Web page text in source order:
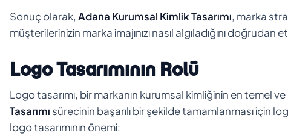
Sonuç olarak, Adana Kurumsal Kimlik Tasarımı, marka
müşterilerinizin marka imajınızı nasıl algıladığını doğrudan
Logo Tasarımının Rolü
Logo tasarımı, bir markanın kurumsal kimliğinin en temel
Tasarımı sürecinin başarılı bir şekilde tamamlanması için
logo tasarımının önemi: